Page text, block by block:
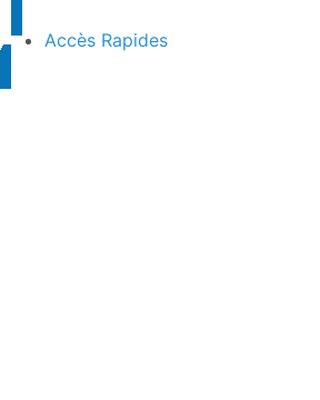
Accès Rapides